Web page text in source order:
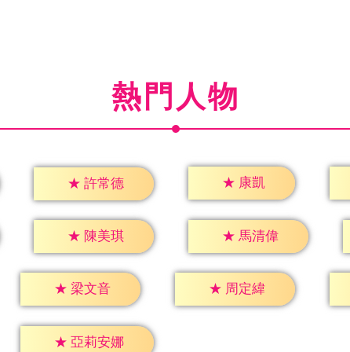
熱門人物
★ 許常德 ★ 康凱
★ 陳美琪 ★ 馬清偉
★ 梁文音 ★ 周定緯
★ 亞莉安娜